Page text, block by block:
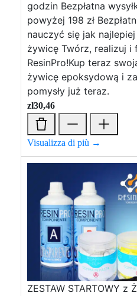
godzin Bezpłatna
powyżej 198 zł
nauczyć się jak
żywicę Twórz, realizuj i
ResinPro!Kup teraz
żywicę epoksydową i
pomysły już teraz.
zł30,46
Visualizza di più →
ZESTAW STARTOWY z